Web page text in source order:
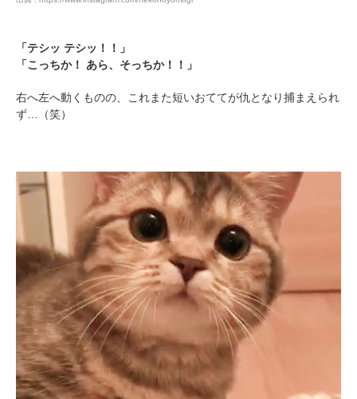
「テシッ テシッ！！」
「こっちか！ あら、そっちか！！」
右へ左へ動くものの、これまた短いおててが仇となり捕まえられ
ず…（笑）